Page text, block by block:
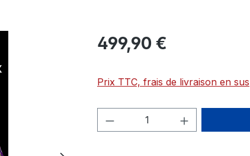
499,90 €
Prix TTC, frais de livraison en sus
Quantité de produit :